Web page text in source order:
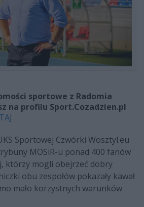
sportowe z Radomia
na profilu Sport.Cozadzien.pl
Sportowej Czwórki Wosztyl.eu
MOSiR-u ponad 400 fanów
którzy mogli obejrzeć dobry
obu zespołów pokazały kawał
mało korzystnych warunków